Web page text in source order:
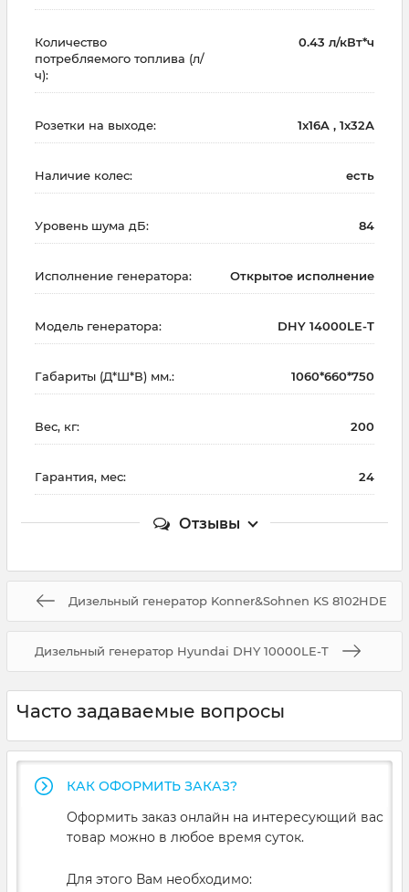
Количество
потребляемого топлива (л/
ч):
0.43 л/кВт*ч
Розетки на выходе: 1x16A , 1х32А
Наличие колес: есть
Уровень шума дБ: 84
Исполнение генератора: Открытое исполнение
Модель генератора: DHY 14000LE-T
Габариты (Д*Ш*В) мм.: 1060*660*750
Вес, кг: 200
Гарантия, мес: 24
Отзывы
Дизельный генератор Konner&Sohnen KS 8102HDE
Дизельный генератор Hyundai DHY 10000LE-T
Часто задаваемые вопросы
КАК ОФОРМИТЬ ЗАКАЗ?
Оформить заказ онлайн на интересующий вас
товар можно в любое время суток.
Для этого Вам необходимо: